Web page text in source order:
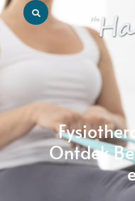
Ontdek